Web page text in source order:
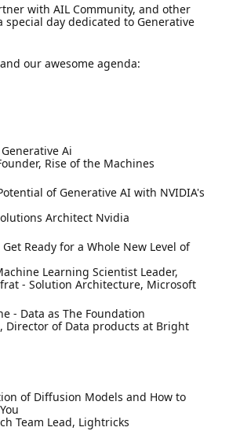
with AIL Community, and other
day dedicated to Generative
our awesome agenda:
Ai
Rise of the Machines
of Generative AI with NVIDIA's
Architect Nvidia
Get Ready for a Whole New Level of
Learning Scientist Leader,
- Solution Architecture, Microsoft
- Data as The Foundation
Director of Data products at Bright
of Diffusion Models and How to
Team Lead, Lightricks